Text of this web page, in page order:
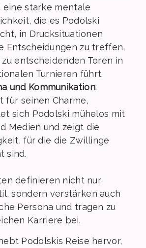
starke mentale
die es Podolski
in Drucksituationen
Entscheidungen zu treffen,
entscheidenden Toren in
Turnieren führt.
und Kommunikation:
für seinen Charme,
sich Podolski mühelos mit
Medien und zeigt die
für die die Zwillinge
sind.
definieren nicht nur
sondern verstärken auch
Persona und tragen zu
Karriere bei.
Podolskis Reise hervor,